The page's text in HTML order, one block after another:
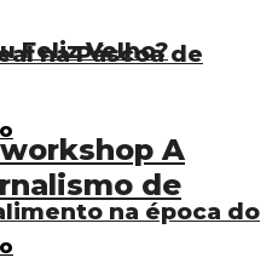
Feliz Velho?
na época do
na Páscoa de
A
de